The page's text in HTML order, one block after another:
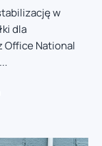
w
dla
Office National